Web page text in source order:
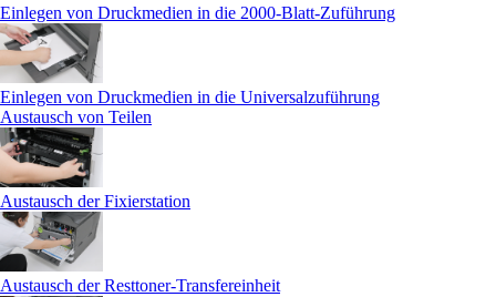
Einlegen von Druckmedien in die 2000-Blatt-Zuführung
Einlegen von Druckmedien in die Universalzuführung
Austausch von Teilen
Austausch der Fixierstation
Austausch der Resttoner-Transfereinheit